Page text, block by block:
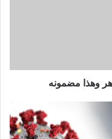
وهذا مضمونه